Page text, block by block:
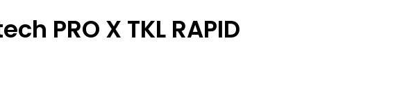
PRO X TKL RAPID